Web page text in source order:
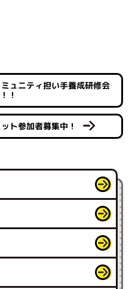
ュニティ担い手養成研修会
！
ト参加者募集中！